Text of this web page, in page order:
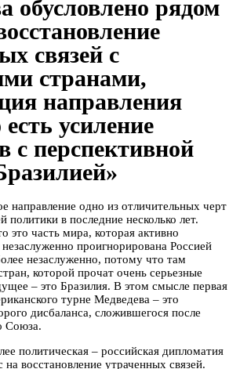
обусловлено рядом
связей с
странами,
направления
усиление
с перспективной
направление одно из отличительных черт
политики в последние несколько лет.
это часть мира, которая активно
проигнорирована Россией
незаслуженно, потому что там
которой прочат очень серьезные
– это Бразилия. В этом смысле первая
турне Медведева – это
дисбаланса, сложившегося после
Союза.
политическая – российская дипломатия
на восстановление утраченных связей.